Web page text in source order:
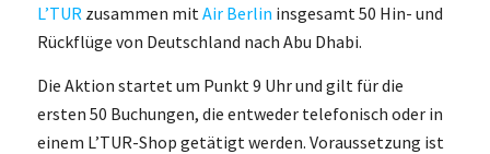
L’TUR zusammen mit Air Berlin insgesamt 50 Hin- und
Rückflüge von Deutschland nach Abu Dhabi.
Die Aktion startet um Punkt 9 Uhr und gilt für die
ersten 50 Buchungen, die entweder telefonisch oder in
einem L’TUR-Shop getätigt werden. Voraussetzung ist